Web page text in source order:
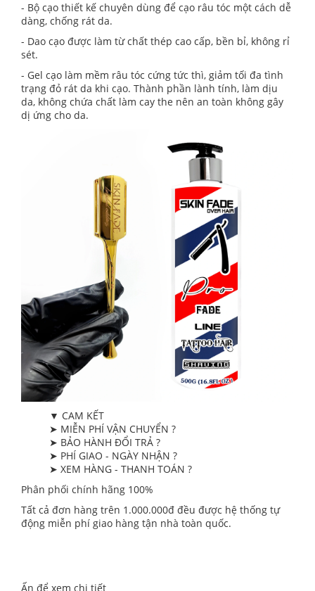
- Bộ cạo thiết kế chuyên dùng để cạo râu tóc một cách dễ
dàng, chống rát da.
- Dao cạo được làm từ chất thép cao cấp, bền bỉ, không rỉ
sét.
- Gel cạo làm mềm râu tóc cứng tức thì, giảm tối đa tình
trạng đỏ rát da khi cạo. Thành phần lành tính, làm dịu
da, không chứa chất làm cay the nên an toàn không gây
dị ứng cho da.
▼ CAM KẾT
➤ MIỄN PHÍ VẬN CHUYỂN ?
➤ BẢO HÀNH ĐỔI TRẢ ?
➤ PHÍ GIAO - NGÀY NHẬN ?
➤ XEM HÀNG - THANH TOÁN ?
Phân phối chính hãng 100%
Tất cả đơn hàng trên 1.000.000đ đều được hệ thống tự
động miễn phí giao hàng tận nhà toàn quốc.
Ấn để xem chi tiết